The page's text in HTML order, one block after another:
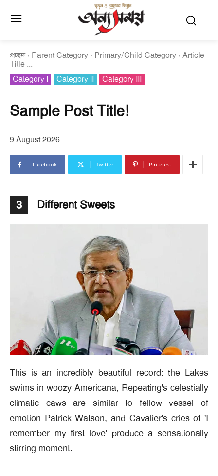
প্রচ্ছদ Parent Category Primary/Child Category
Article
Title ...
Category I
Category II Category III
Sample Post Title!
9 August 2026
Facebook Twitter Pinterest
3 Different Sweets
This is an incredibly beautiful record: the Lakes
swims in woozy Americana, Repeating's celestially
climatic caws are similar to fellow vessel of
emotion Patrick Watson, and Cavalier's cries of 'I
remember my first love' produce a sensationally
stirring moment.